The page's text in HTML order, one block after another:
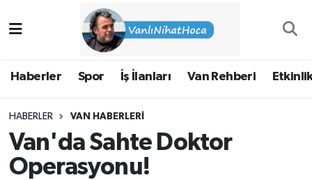
Haberler Spor İş İlanları Van Rehberi
HABERLER VAN HABERLERI
Van'da Sahte Doktor
Operasyonu!
Van Rehberi
İpekyolu Nöbetçi Eczaneler
Süper Lig Puan Durumu ve Fikstür